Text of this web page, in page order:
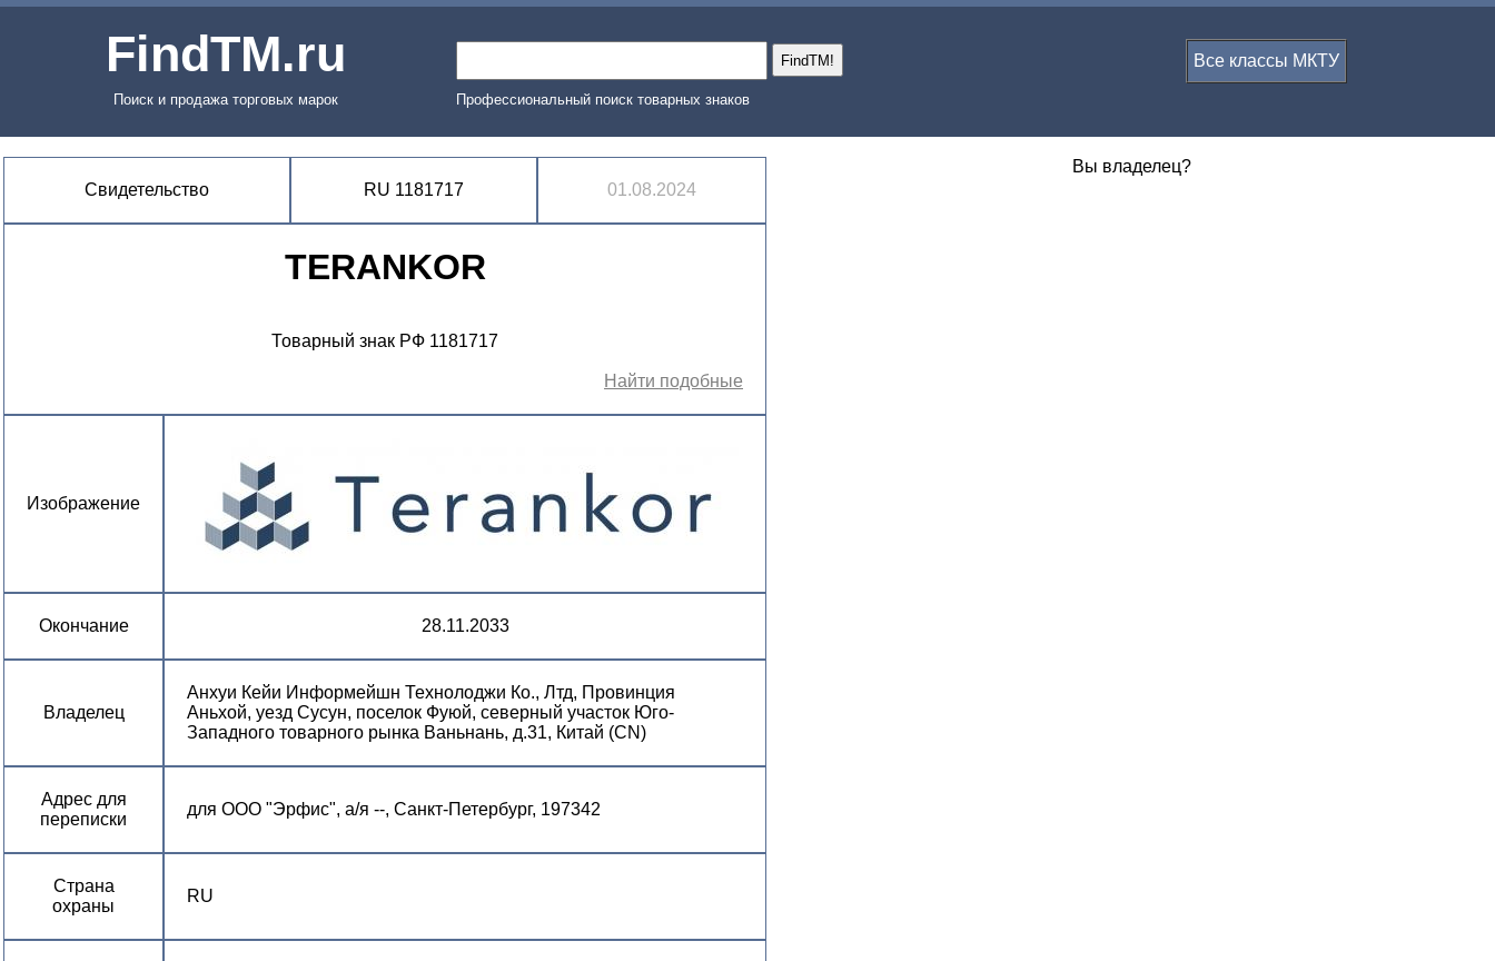
FindTM.ru Все классы МКТУ
Поиск и продажа торговых марок Профессиональный поиск товарных знаков
Свидетельство RU 1181717 01.08.2024
TERANKOR
Товарный знак РФ 1181717
Найти подобные
Изображение
Окончание 28.11.2033
Владелец
Анхуи Кейи Информейшн Технолоджи Ко., Лтд, Провинция
Аньхой, уезд Сусун, поселок Фуюй, северный участок Юго-
Западного товарного рынка Ваньнань, д.31, Китай (CN)
Адрес для
переписки
для ООО "Эрфис", а/я --, Санкт-Петербург, 197342
Страна
охраны
RU
Вы владелец?